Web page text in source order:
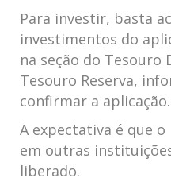
Para investir, basta
investimentos do
na seção do Tesouro
Tesouro Reserva,
confirmar a aplicação.
A expectativa é que
em outras
liberado.